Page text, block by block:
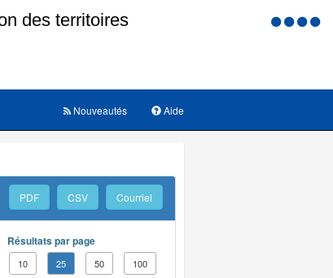
Menu
Aide
Nouveautés
PDF CSV Courriel
Résultats par page
10 25 50 100